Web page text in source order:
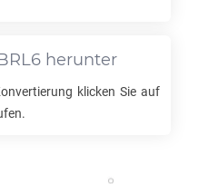
herunter
klicken Sie auf